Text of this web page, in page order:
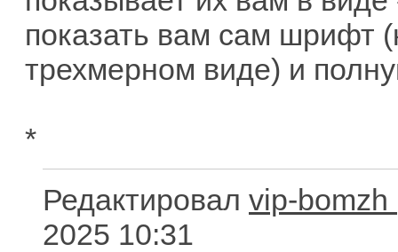
показать вам сам шрифт
трехмерном виде) и
*
Редактировал vip-bomzh
2025 10:31